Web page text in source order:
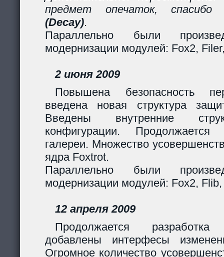
предмет опечаток,
(Decay).
Параллельно были
модернизации модулей: Fox2,
2 июня 2009
Повышена безопасность
введена новая структура
Введены внутренние
конфигурации. Продолжается
галереи. Множество
ядра Foxtrot.
Параллельно были
модернизации модулей: Fox2,
12 апреля 2009
Продолжается
добавлены интерфесы
Огромное количество